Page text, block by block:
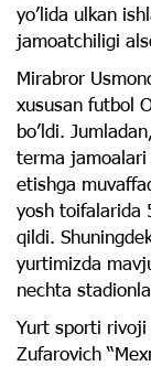
yoʼlida ulkan
jamoatchiligi
Mirabror
xususan futbol
boʼldi.
terma jamoalari
etishga
yosh toifalarida
qildi.
yurtimizda
nechta
Yurt sporti rivoji
Zufarovich